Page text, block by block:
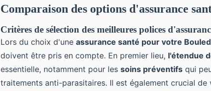
Comparaison des options d'assurance
Critères de sélection des meilleures polices
Lors du choix d'une assurance santé pour votre
doivent être pris en compte. En premier lieu, l'étendue
essentielle, notamment pour les soins préventifs qui
traitements anti-parasitaires. Il est également crucial de